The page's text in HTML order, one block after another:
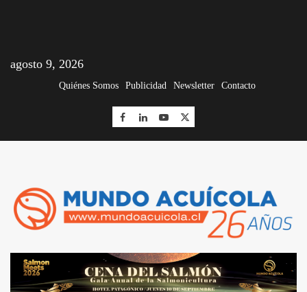
agosto 9, 2026
Quiénes Somos Publicidad Newsletter Contacto